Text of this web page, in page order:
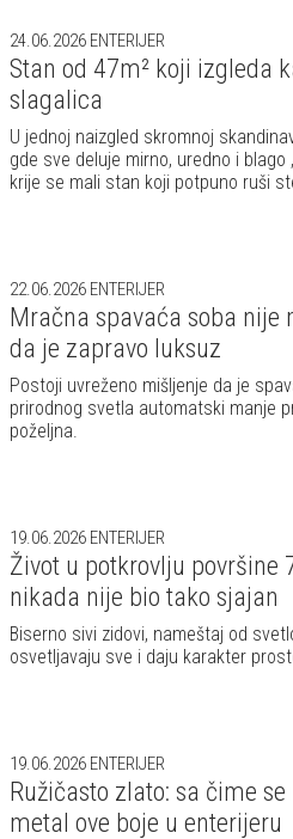
24.06.2026 ENTERIJER
Stan od 47m² koji izgleda
slagalica
U jednoj naizgled skromnoj
gde sve deluje mirno, uredno i blago
krije se mali stan koji potpuno ruši
22.06.2026 ENTERIJER
Mračna spavaća soba nije
da je zapravo luksuz
Postoji uvreženo mišljenje da je
prirodnog svetla automatski manje
poželjna.
19.06.2026 ENTERIJER
Život u potkrovlju površine
nikada nije bio tako sjajan
Biserno sivi zidovi, nameštaj od
osvetljavaju sve i daju karakter
19.06.2026 ENTERIJER
Ružičasto zlato: sa čime
metal ove boje u enterijeru